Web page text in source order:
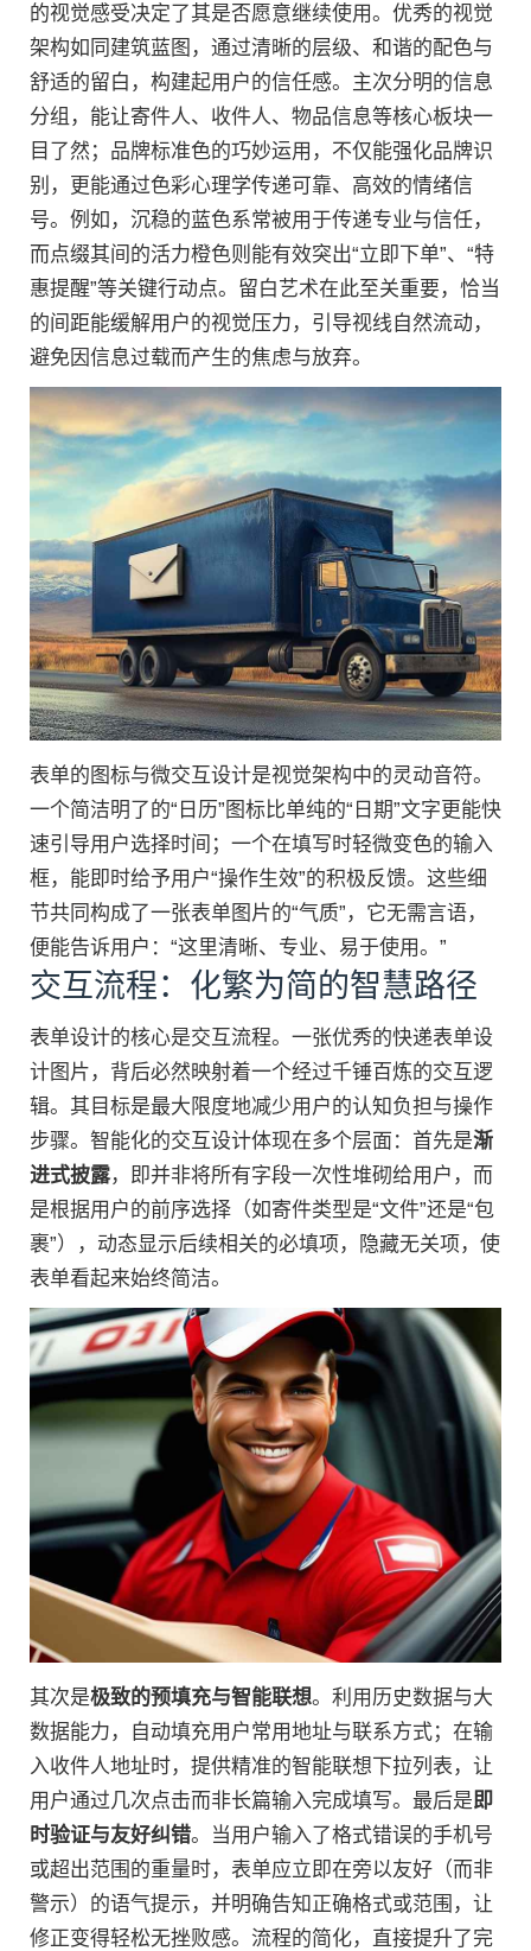
的视觉感受决定了其是否愿意继续使用。优秀的视觉
架构如同建筑蓝图，通过清晰的层级、和谐的配色与
舒适的留白，构建起用户的信任感。主次分明的信息
分组，能让寄件人、收件人、物品信息等核心板块一
目了然；品牌标准色的巧妙运用，不仅能强化品牌识
别，更能通过色彩心理学传递可靠、高效的情绪信
号。例如，沉稳的蓝色系常被用于传递专业与信任，
而点缀其间的活力橙色则能有效突出“立即下单”、“特
惠提醒”等关键行动点。留白艺术在此至关重要，恰当
的间距能缓解用户的视觉压力，引导视线自然流动，
避免因信息过载而产生的焦虑与放弃。
表单的图标与微交互设计是视觉架构中的灵动音符。
一个简洁明了的“日历”图标比单纯的“日期”文字更能快
速引导用户选择时间；一个在填写时轻微变色的输入
框，能即时给予用户“操作生效”的积极反馈。这些细
节共同构成了一张表单图片的“气质”，它无需言语，
便能告诉用户：“这里清晰、专业、易于使用。”
交互流程：化繁为简的智慧路径
表单设计的核心是交互流程。一张优秀的快递表单设
计图片，背后必然映射着一个经过千锤百炼的交互逻
辑。其目标是最大限度地减少用户的认知负担与操作
步骤。智能化的交互设计体现在多个层面：首先是渐
进式披露，即并非将所有字段一次性堆砌给用户，而
是根据用户的前序选择（如寄件类型是“文件”还是“包
裹”），动态显示后续相关的必填项，隐藏无关项，使
表单看起来始终简洁。
其次是极致的预填充与智能联想。利用历史数据与大
数据能力，自动填充用户常用地址与联系方式；在输
入收件人地址时，提供精准的智能联想下拉列表，让
用户通过几次点击而非长篇输入完成填写。最后是 即
时验证与友好纠错。当用户输入了格式错误的手机号
或超出范围的重量时，表单应立即在旁以友好（而非
警示）的语气提示，并明确告知正确格式或范围，让
修正变得轻松无挫败感。流程的简化，直接提升了完